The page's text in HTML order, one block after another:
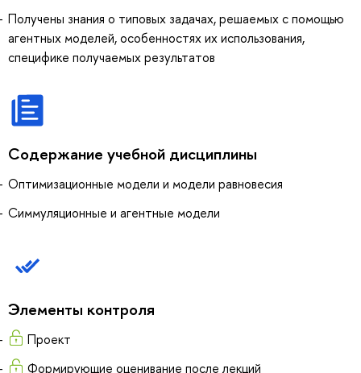
Получены знания о типовых задачах, решаемых с помощью
агентных моделей, особенностях их использования,
специфике получаемых результатов
Содержание учебной дисциплины
Оптимизационные модели и модели равновесия
Симмуляционные и агентные модели
Элементы контроля
Проект
Формирующие оценивание после лекций